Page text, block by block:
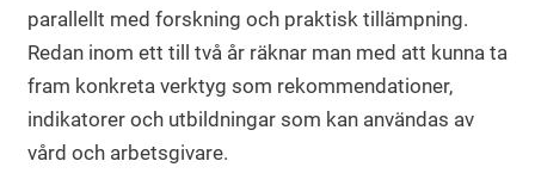
parallellt med forskning och praktisk tillämpning.
Redan inom ett till två år räknar man med att kunna ta
fram konkreta verktyg som rekommendationer,
indikatorer och utbildningar som kan användas av
vård och arbetsgivare.